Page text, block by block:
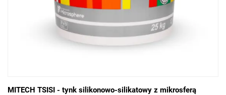
MITECH TSISI - tynk silikonowo-silikatowy z mikrosferą